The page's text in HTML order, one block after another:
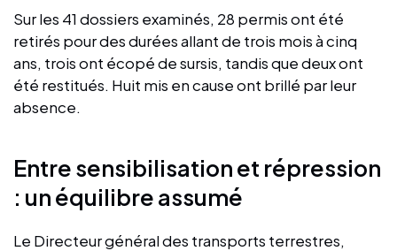
Sur les 41 dossiers examinés, 28 permis ont été
retirés pour des durées allant de trois mois à cinq
ans, trois ont écopé de sursis, tandis que deux ont
été restitués. Huit mis en cause ont brillé par leur
absence.
Entre sensibilisation et répression
: un équilibre assumé
Le Directeur général des transports terrestres,